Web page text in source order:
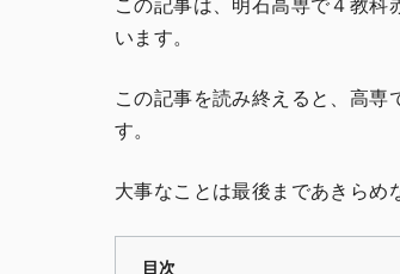
います。
この記事を読み終えると、高専
す。
大事なことは最後まであきらめ
目次